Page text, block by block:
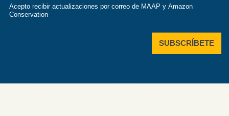
Acepto recibir actualizaciones por correo de MAAP y Amazon
Conservation